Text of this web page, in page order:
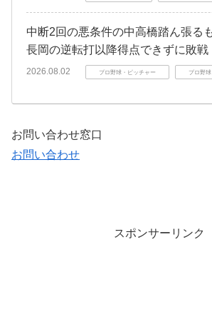
中断2回の悪条件の中高橋踏ん張る
長岡の逆転打以降得点できずに敗戦
2026.08.02 プロ野球・ピッチャー プロ野
お問い合わせ窓口
お問い合わせ
スポンサーリンク